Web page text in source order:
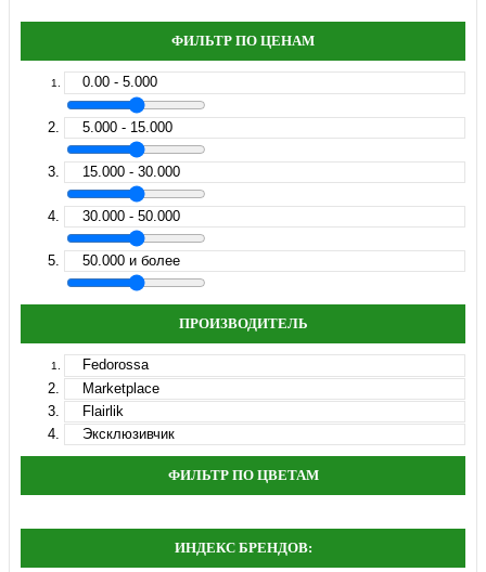
ФИЛЬТР ПО ЦЕНАМ
0.00 - 5.000
5.000 - 15.000
15.000 - 30.000
30.000 - 50.000
50.000 и более
ПРОИЗВОДИТЕЛЬ
Fedorossa
Marketplace
Flairlik
Эксклюзивчик
ФИЛЬТР ПО ЦВЕТАМ
ИНДЕКС БРЕНДОВ: